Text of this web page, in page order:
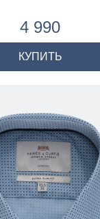
4 990
КУПИТЬ